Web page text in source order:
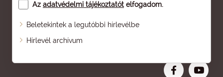
Az adatvédelmi tájékoztatót elfogadom.
Beletekintek a legutóbbi hírlevélbe
Hírlevél archívum
Oldaltérkép